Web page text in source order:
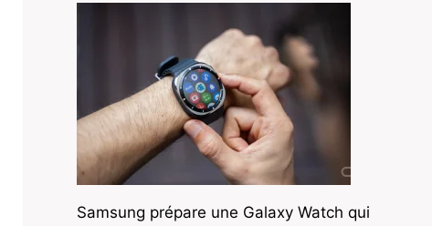
Samsung prépare une Galaxy Watch qui